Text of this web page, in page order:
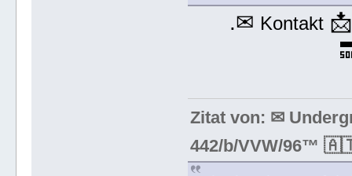
.✉ Kontakt
Zitat von: ✉
442/b/VVW/96™